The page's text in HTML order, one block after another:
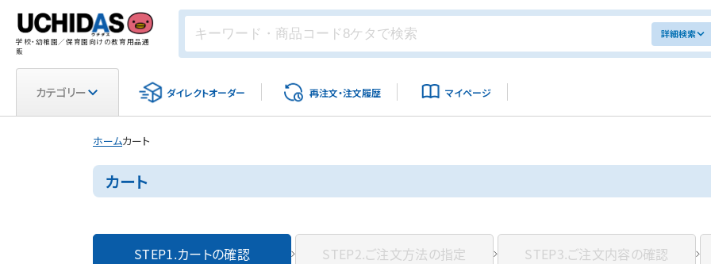
学校・幼稚園／保育園向けの教育用品通
販
詳細検索
カテゴリー ダイレクトオーダー 再注文・注文履歴 マイページ
ホームカート
カート
STEP1.カートの確認 STEP2.ご注文方法の指定 STEP3.ご注文内容の確認